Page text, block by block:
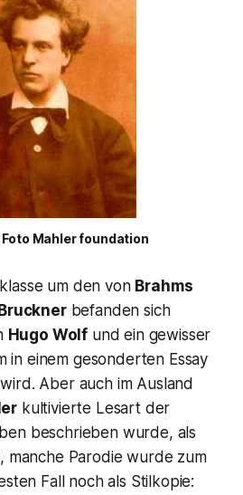
Mahler foundation
um den von Brahms
befanden sich
Hugo Wolf und ein gewisser
in einem gesonderten Essay
Aber auch im Ausland
kultivierte Lesart der
beschrieben wurde, als
manche Parodie wurde zum
Fall noch als Stilkopie: